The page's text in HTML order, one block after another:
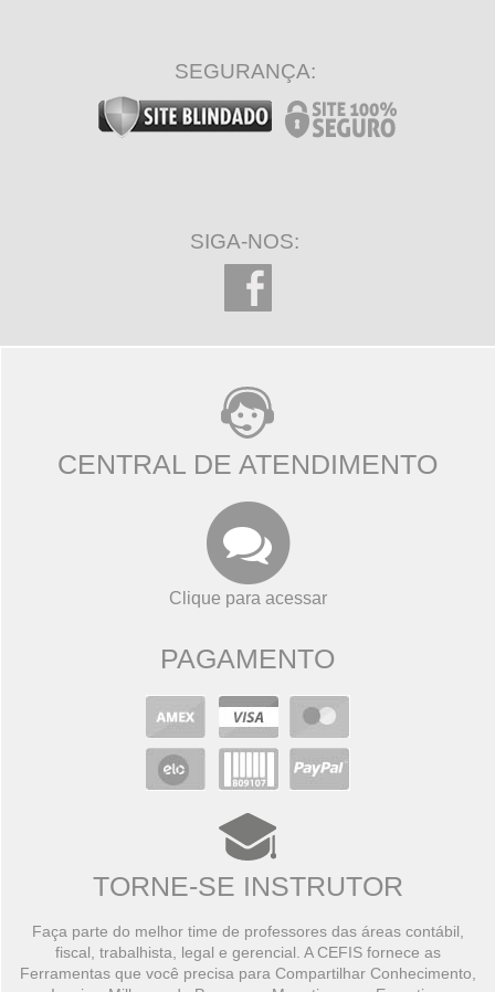
SEGURANÇA:
SIGA-NOS:
CENTRAL DE ATENDIMENTO
Clique para acessar
PAGAMENTO
TORNE-SE INSTRUTOR
Faça parte do melhor time de professores das áreas contábil,
fiscal, trabalhista, legal e gerencial. A CEFIS fornece as
Ferramentas que você precisa para Compartilhar Conhecimento,